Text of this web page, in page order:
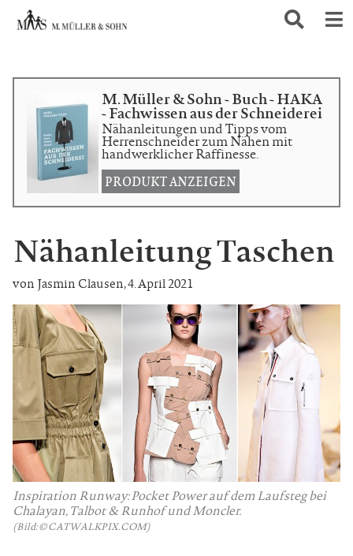
M. Müller & Sohn - Buch - HAKA
- Fachwissen aus der Schneiderei
Nähanleitungen und Tipps vom
Herrenschneider zum Nähen mit
handwerklicher Raffinesse.
PRODUKT ANZEIGEN
Nähanleitung Taschen
von Jasmin Clausen,4. April 2021
Inspiration Runway: Pocket Power auf dem Laufsteg bei
Chalayan, Talbot & Runhof und Moncler.
(Bild: © CATWALKPIX.COM)